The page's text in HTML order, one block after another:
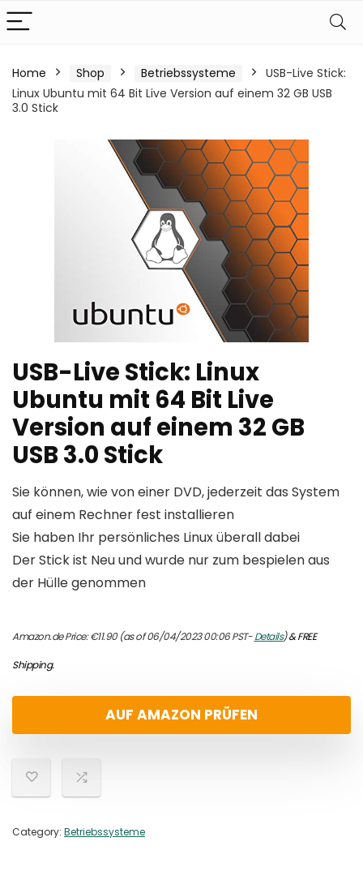
Home Shop Betriebssysteme
USB-Live Stick:
Linux Ubuntu mit 64 Bit Live Version auf einem 32 GB USB
3.0 Stick
USB-Live Stick: Linux
Ubuntu mit 64 Bit Live
Version auf einem 32 GB
USB 3.0 Stick
Sie können, wie von einer DVD, jederzeit das System
auf einem Rechner fest installieren
Sie haben Ihr persönliches Linux überall dabei
Der Stick ist Neu und wurde nur zum bespielen aus
der Hülle genommen
Amazon.de Price:€11.90(as of 06/04/2023 00:06 PST-Details)&FREE
Shipping.
AUF AMAZON PRÜFEN
Category: Betriebssysteme